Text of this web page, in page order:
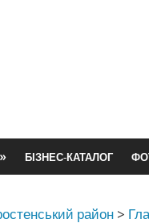
БІЗНЕС-КАТАЛОГ
район >